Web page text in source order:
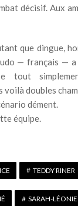
décisif. Aux
que dingue,
— français —
tout
voilà doubles
dément.
équipe.
TEDDY RINER
SARAH-